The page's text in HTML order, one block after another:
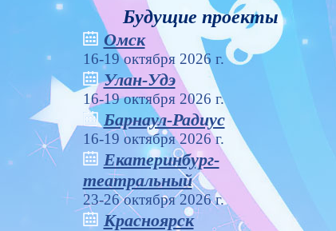
Будущие проекты
Омск
16-19 октября 2026 г.
Улан-Удэ
16-19 октября 2026 г.
Барнаул-Радиус
16-19 октября 2026 г.
Екатеринбург-
театральный
23-26 октября 2026 г.
Красноярск